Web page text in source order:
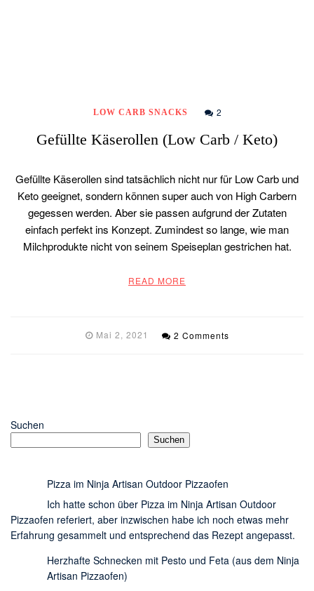
LOW CARB SNACKS 2
Gefüllte Käserollen (Low Carb / Keto)
Gefüllte Käserollen sind tatsächlich nicht nur für Low Carb und
Keto geeignet, sondern können super auch von High Carbern
gegessen werden. Aber sie passen aufgrund der Zutaten
einfach perfekt ins Konzept. Zumindest so lange, wie man
Milchprodukte nicht von seinem Speiseplan gestrichen hat.
READ MORE
Mai 2, 2021 2 Comments
Suchen
Suchen
Pizza im Ninja Artisan Outdoor Pizzaofen
Ich hatte schon über Pizza im Ninja Artisan Outdoor
Pizzaofen referiert, aber inzwischen habe ich noch etwas mehr
Erfahrung gesammelt und entsprechend das Rezept angepasst.
Herzhafte Schnecken mit Pesto und Feta (aus dem Ninja
Artisan Pizzaofen)